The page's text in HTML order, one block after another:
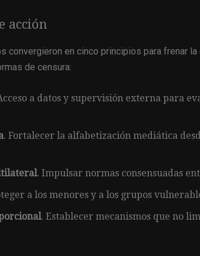
acción
convergieron en cinco principios para frenar
de censura:
a datos y supervisión externa para
. Fortalecer la alfabetización mediática
. Impulsar normas consensuadas
a los menores y a los grupos
. Establecer mecanismos que no